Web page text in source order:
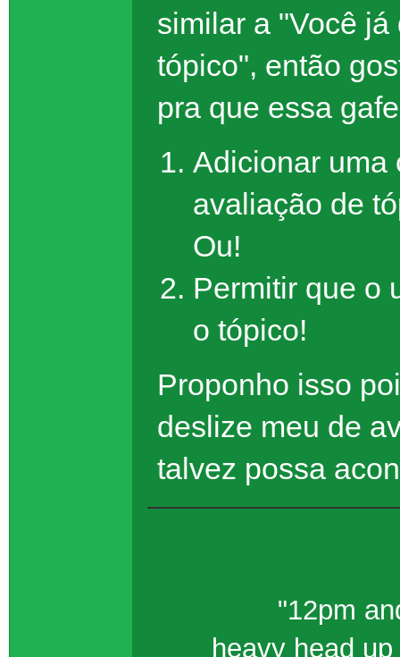
similar a "Você
tópico", então
pra que essa
Adicionar uma
avaliação de
Ou!
Permitir que o
o tópico!
Proponho isso
deslize meu de
talvez possa
"12pm
heavy head